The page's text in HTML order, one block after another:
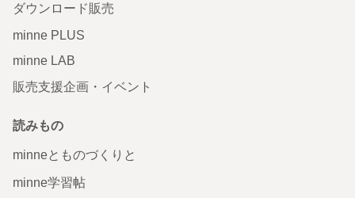
ダウンロード販売
minne PLUS
minne LAB
販売支援企画・イベント
読みもの
minneとものづくりと
minne学習帖